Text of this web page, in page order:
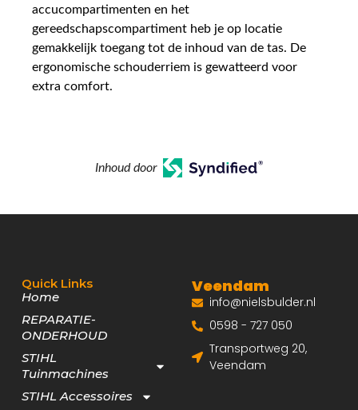
accucompartimenten en het
gereedschapscompartiment heb je op locatie
gemakkelijk toegang tot de inhoud van de tas. De
ergonomische schouderriem is gewatteerd voor
extra comfort.
Inhoud door
Quick Links
Home
REPARATIE-
ONDERHOUD
STIHL
Tuinmachines
STIHL Accessoires
Veendam
info@nielsbulder.nl
0598 - 727 050
Transportweg 20,
Veendam